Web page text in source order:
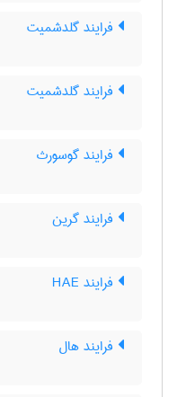
فرایند گلدشمیت
فرایند گلدشمیت
فرایند گوسورث
فرایند گرین
فرایند HAE
فرایند هال